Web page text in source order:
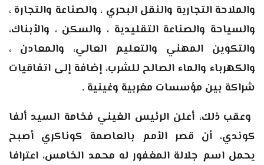
والملاحة التجارية والنقل البحري ، والصناعة والتجارة ،
والسياحة والصناعة التقليدية ، والسكن ، والأبناك،
والتكوين المهني والتعليم العالي، والمعادن ،
والكهرباء والماء الصالح للشرب، إضافة إلى اتفاقيات
شراكة بين مؤسسات مغربية وغينية .
وعقب ذلك، أعلن الرئيس الغيني فخامة السيد ألفا
كوندي، أن قصر الأمم بالعاصمة كوناكري أصبح
يحمل اسم جلالة المغفور له محمد الخامس، اعترافا